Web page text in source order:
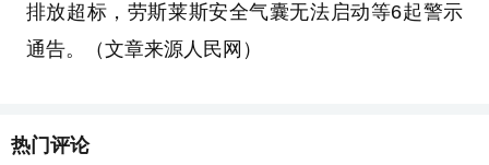
排放超标，劳斯莱斯安全气囊无法启动等6起警示
通告。（文章来源人民网）
热门评论